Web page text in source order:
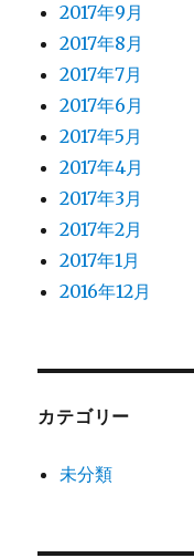
2017年9月
2017年8月
2017年7月
2017年6月
2017年5月
2017年4月
2017年3月
2017年2月
2017年1月
2016年12月
カテゴリー
未分類